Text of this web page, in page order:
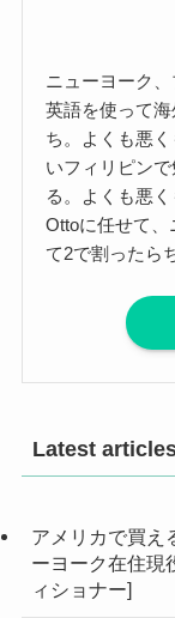
ニューヨーク、
英語を使って
ち。よくも悪
いフィリピン
る。よくも悪
Ottoに任せて、
て2で割ったら
Latest
アメリカで買え
ーヨーク在住現
ィショナー]